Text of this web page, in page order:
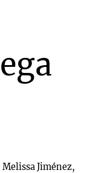
Jiménez,